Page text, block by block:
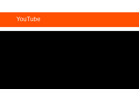
YouTube